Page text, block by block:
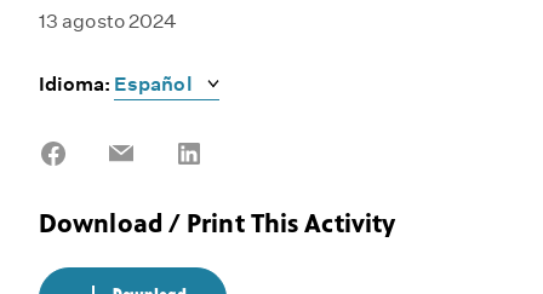
13 agosto 2024
Idioma:
Share
Share
Download / Print This Activity